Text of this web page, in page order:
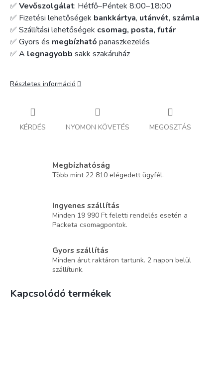
✅ Vevőszolgálat: Hétfő–Péntek 8:00–18:00
✅ Fizetési lehetőségek bankkártya, utánvét, számla
✅ Szállítási lehetőségek csomag, posta, futár
✅ Gyors és megbízható panaszkezelés
✅ A legnagyobb sakk szakáruház
Részletes információ
KÉRDÉS NYOMON KÖVETÉS MEGOSZTÁS
Megbízhatóság
Több mint 22 810 elégedett ügyfél.
Ingyenes szállítás
Minden 19 990 Ft feletti rendelés esetén a
Packeta csomagpontok.
Gyors szállítás
Minden árut raktáron tartunk. 2 napon belül
szállítunk.
Kapcsolódó termékek